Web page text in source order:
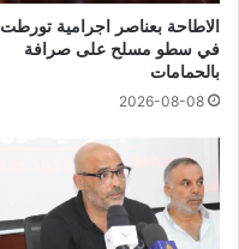
الاطاحة بعناصر اجرامية تورطت
في سطو مسلح على صرافة
بالحمامات
2026-08-08